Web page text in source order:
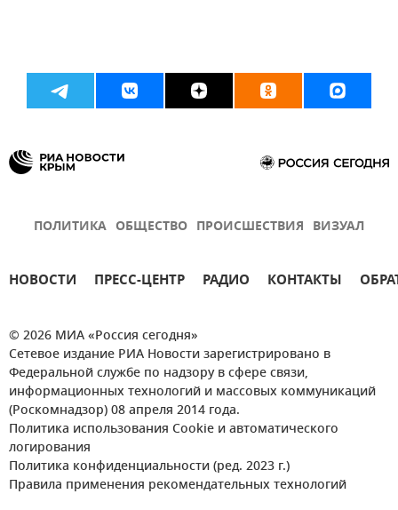
ПОЛИТИКА ОБЩЕСТВО ПРОИСШЕСТВИЯ ВИЗУАЛ
НОВОСТИ ПРЕСС-ЦЕНТР РАДИО КОНТАКТЫ
© 2026 МИА «Россия сегодня»
Сетевое издание РИА Новости зарегистрировано в
Федеральной службе по надзору в сфере связи,
информационных технологий и массовых коммуникаций
(Роскомнадзор) 08 апреля 2014 года.
Политика использования Cookie и автоматического
логирования
Политика конфиденциальности (ред. 2023 г.)
Правила применения рекомендательных технологий